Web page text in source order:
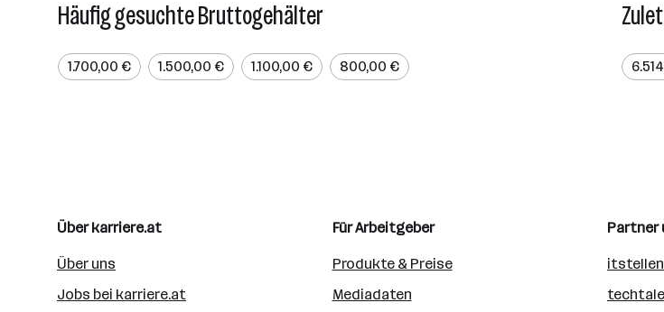
Häufig gesuchte Bruttogehälter
1.700,00 € 1.500,00 € 1.100,00 € 800,00 €
Über karriere.at
Über uns
Jobs bei karriere.at
Für Arbeitgeber
Produkte & Preise
Mediadaten
Partner